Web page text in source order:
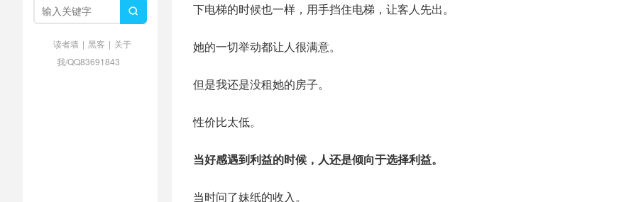

读者墙 | 黑客 | 关于
我/QQ83691843
下电梯的时候也一样，用手挡住电梯，让客人先出。
她的一切举动都让人很满意。
但是我还是没租她的房子。
性价比太低。
当好感遇到利益的时候，人还是倾向于选择利益。
当时问了妹纸的收入。